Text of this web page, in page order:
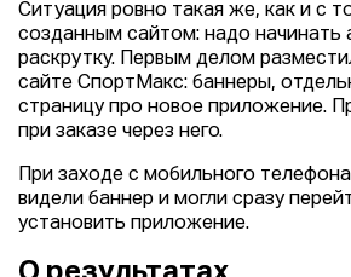
Ситуация ровно такая же, как и с
созданным сайтом: надо начинать
раскрутку. Первым делом
сайте СпортМакс: баннеры,
страницу про новое приложение.
при заказе через него.
При заходе с мобильного
видели баннер и могли сразу
установить приложение.